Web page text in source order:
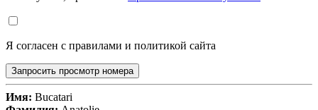
Я согласен с правилами и политикой сайта
Запросить просмотр номера
Имя: Bucatari